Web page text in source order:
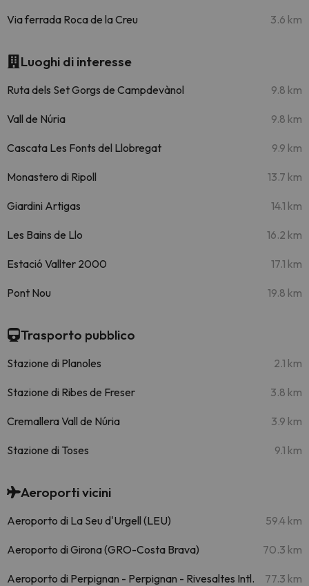
Via ferrada Roca de la Creu 3.6 km
Luoghi di interesse
Ruta dels Set Gorgs de Campdevànol 9.8 km
Vall de Núria 9.8 km
Cascata Les Fonts del Llobregat 9.9 km
Monastero di Ripoll 13.7 km
Giardini Artigas 14.1 km
Les Bains de Llo 16.2 km
Estació Vallter 2000 17.1 km
Pont Nou 19.8 km
Trasporto pubblico
Stazione di Planoles 2.1 km
Stazione di Ribes de Freser 3.8 km
Cremallera Vall de Núria 3.9 km
Stazione di Toses 9.1 km
Aeroporti vicini
Aeroporto di La Seu d'Urgell (LEU) 59.4 km
Aeroporto di Girona (GRO-Costa Brava) 70.3 km
Aeroporto di Perpignan - Perpignan - Rivesaltes Intl.
77.3 km